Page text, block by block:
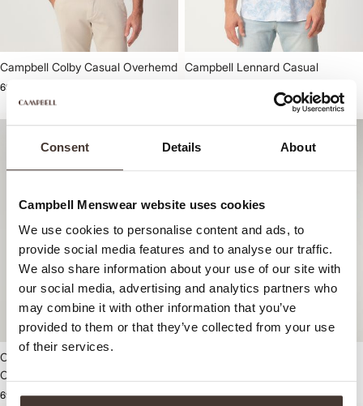
Consent Details About
Campbell Menswear website uses cookies
We use cookies to personalise content and ads, to
provide social media features and to analyse our traffic.
We also share information about your use of our site with
our social media, advertising and analytics partners who
may combine it with other information that you’ve
provided to them or that they’ve collected from your use
of their services.
Campbell Colby Casual Overhemd
69,99
Campbell Lennard Casual
Campbell Lennard Casual
Overhemd
69,99 79,99
Abonnez-vous